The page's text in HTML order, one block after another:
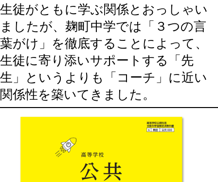
生徒がともに学ぶ関係とおっしゃい
ましたが、麹町中学では「３つの言
葉がけ」を徹底することによって、
生徒に寄り添いサポートする「先
生」というよりも「コーチ」に近い
関係性を築いてきました。